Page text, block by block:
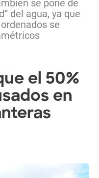
se pone de
del agua, ya que
se
el 50%
en